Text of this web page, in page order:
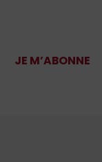
JE M’ABONNE